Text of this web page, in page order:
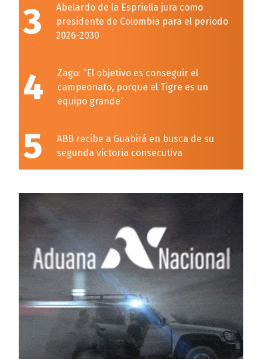
3
Abelardo de la Espriella jura como
presidente de Colombia para el periodo
2026-2030
4
Zago: “El objetivo es conseguir el
campeonato, porque el Tigre es un
equipo grande”
5
ABB recibe a Guabirá en busca de su
segunda victoria consecutiva